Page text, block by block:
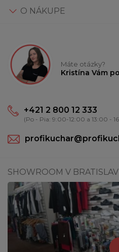
O NÁKUPE
Máte otázky?
Kristína Vám
+421 2 800 12 333
(Po - Pia: 9:00-12:00 a 13:00 -
SHOWROOM V